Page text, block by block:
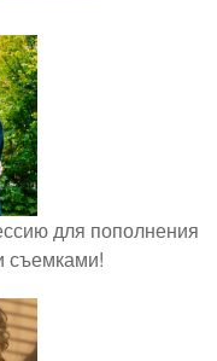
для пополнения
съемками!